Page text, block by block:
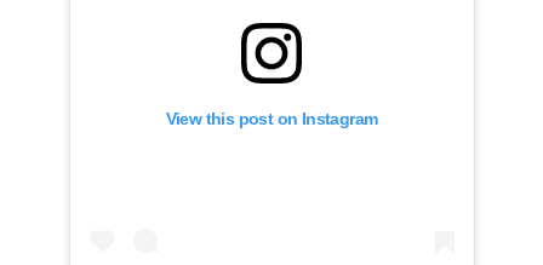
View this post on Instagram